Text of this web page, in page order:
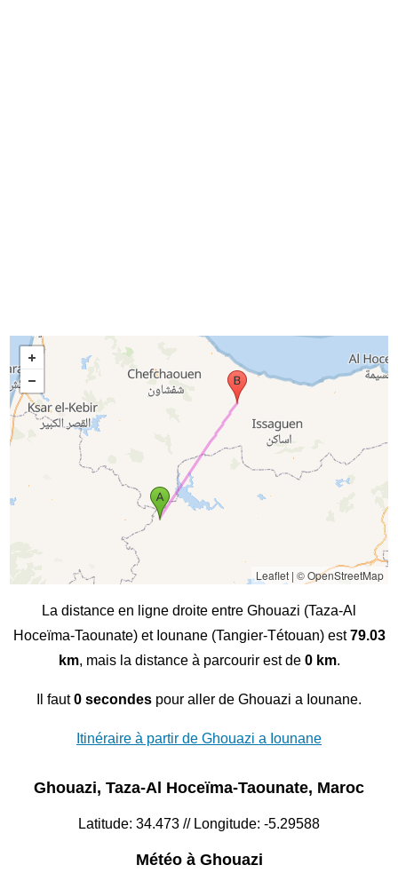
Leaflet| © OpenStreetMap
La distance en ligne droite entre Ghouazi (Taza-Al
Hoceïma-Taounate) et Iounane (Tangier-Tétouan) est79.03
km, mais la distance à parcourir est de 0 km.
Il faut0 secondes pour aller de Ghouazi a Iounane.
Itinéraire à partir de Ghouazi a Iounane
Ghouazi, Taza-Al Hoceïma-Taounate, Maroc
Latitude: 34.473 // Longitude: -5.29588
Météo à Ghouazi